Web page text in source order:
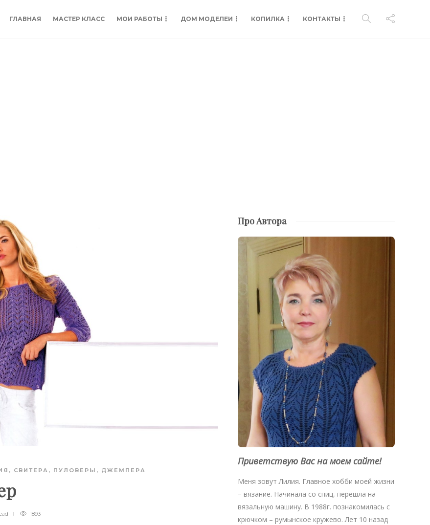
ГЛАВНАЯ МАСТЕР КЛАСС МОИ РАБОТЫ ДОМ МОДЕЛЕИ КОПИЛКА КОНТАКТЫ
, СВИТЕРА, ПУЛОВЕРЫ, ДЖЕМПЕРА
1893
Про Автора
Приветствую Вас на моем сайте!
Меня зовут Лилия. Главное хобби моей жизни
– вязание. Начинала со спиц, перешла на
вязальную машину. В 1988г. познакомилась с
крючком – румынское кружево. Лет 10 назад